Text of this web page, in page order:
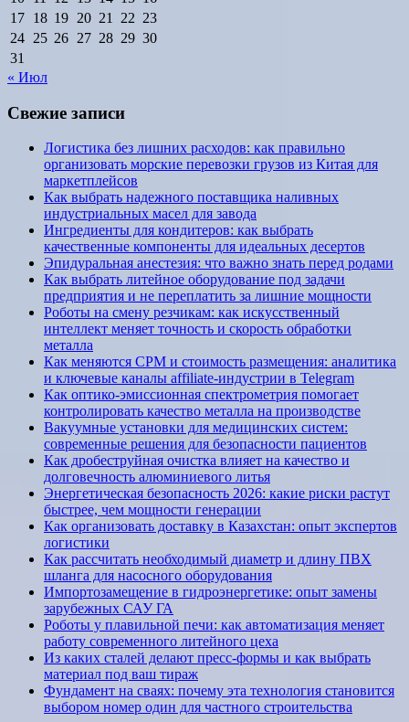
17 18 19 20 21 22 23
24 25 26 27 28 29 30
31
« Июл
Свежие записи
Логистика без лишних расходов: как правильно
организовать морские перевозки грузов из Китая для
маркетплейсов
Как выбрать надежного поставщика наливных
индустриальных масел для завода
Ингредиенты для кондитеров: как выбрать
качественные компоненты для идеальных десертов
Эпидуральная анестезия: что важно знать перед родами
Как выбрать литейное оборудование под задачи
предприятия и не переплатить за лишние мощности
Роботы на смену резчикам: как искусственный
интеллект меняет точность и скорость обработки
металла
Как меняются CPM и стоимость размещения: аналитика
и ключевые каналы affiliate-индустрии в Telegram
Как оптико-эмиссионная спектрометрия помогает
контролировать качество металла на производстве
Вакуумные установки для медицинских систем:
современные решения для безопасности пациентов
Как дробеструйная очистка влияет на качество и
долговечность алюминиевого литья
Энергетическая безопасность 2026: какие риски растут
быстрее, чем мощности генерации
Как организовать доставку в Казахстан: опыт экспертов
логистики
Как рассчитать необходимый диаметр и длину ПВХ
шланга для насосного оборудования
Импортозамещение в гидроэнергетике: опыт замены
зарубежных САУ ГА
Роботы у плавильной печи: как автоматизация меняет
работу современного литейного цеха
Из каких сталей делают пресс-формы и как выбрать
материал под ваш тираж
Фундамент на сваях: почему эта технология становится
выбором номер один для частного строительства